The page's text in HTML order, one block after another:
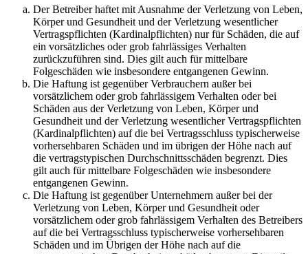
Der Betreiber haftet mit Ausnahme der Verletzung von Leben,
Körper und Gesundheit und der Verletzung wesentlicher
Vertragspflichten (Kardinalpflichten) nur für Schäden, die auf
ein vorsätzliches oder grob fahrlässiges Verhalten
zurückzuführen sind. Dies gilt auch für mittelbare
Folgeschäden wie insbesondere entgangenen Gewinn.
Die Haftung ist gegenüber Verbrauchern außer bei
vorsätzlichem oder grob fahrlässigem Verhalten oder bei
Schäden aus der Verletzung von Leben, Körper und
Gesundheit und der Verletzung wesentlicher Vertragspflichten
(Kardinalpflichten) auf die bei Vertragsschluss typischerweise
vorhersehbaren Schäden und im übrigen der Höhe nach auf
die vertragstypischen Durchschnittsschäden begrenzt. Dies
gilt auch für mittelbare Folgeschäden wie insbesondere
entgangenen Gewinn.
Die Haftung ist gegenüber Unternehmern außer bei der
Verletzung von Leben, Körper und Gesundheit oder
vorsätzlichem oder grob fahrlässigem Verhalten des Betreibers
auf die bei Vertragsschluss typischerweise vorhersehbaren
Schäden und im Übrigen der Höhe nach auf die